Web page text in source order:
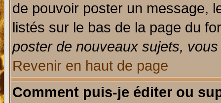
de pouvoir poster un message,
listés sur le bas de la page du
poster de nouveaux sujets,
Revenir en haut de page
Comment puis-je éditer ou